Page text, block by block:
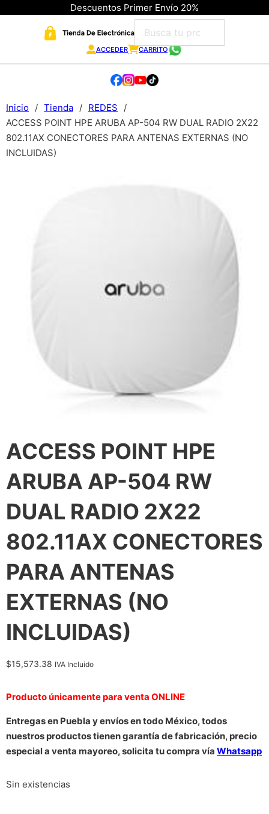
Descuentos Primer Envío 20%
ACCEDER CARRITO
Inicio / Tienda / REDES
/
ACCESS POINT HPE ARUBA AP-504 RW DUAL RADIO 2X22
802.11AX CONECTORES PARA ANTENAS EXTERNAS (NO
INCLUIDAS)
ACCESS POINT HPE
ARUBA AP-504 RW
DUAL RADIO 2X22
802.11AX CONECTORES
PARA ANTENAS
EXTERNAS (NO
INCLUIDAS)
$15,573.38 IVA Incluido
Producto únicamente para venta ONLINE
Entregas en Puebla y envíos en todo México, todos
nuestros productos tienen garantía de fabricación, precio
especial a venta mayoreo, solicita tu compra vía Whatsapp
Sin existencias